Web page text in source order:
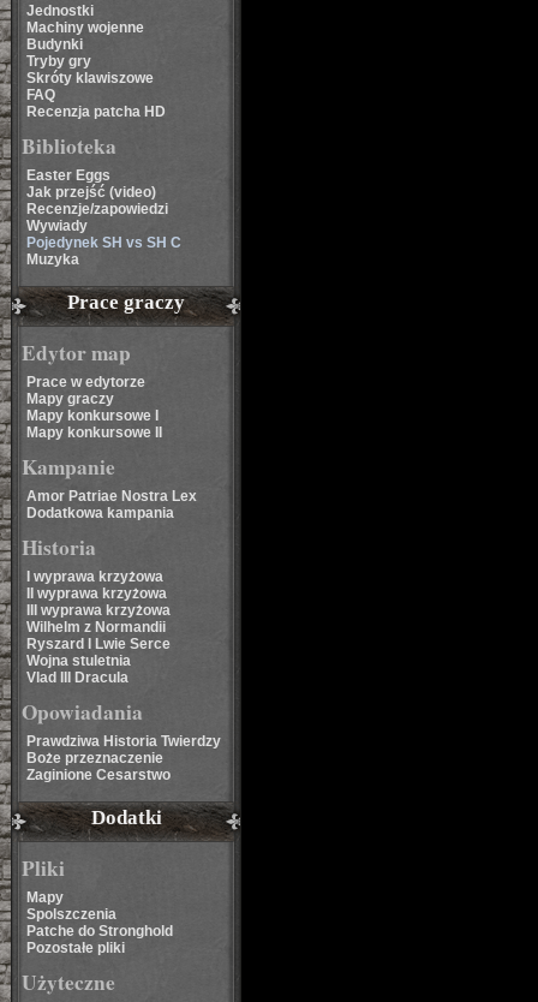
Jednostki
Machiny wojenne
Budynki
Tryby gry
Skróty klawiszowe
FAQ
Recenzja patcha HD
Biblioteka
Easter Eggs
Jak przejść (video)
Recenzje/zapowiedzi
Wywiady
Pojedynek SH vs SH C
Muzyka
Prace graczy
Edytor map
Prace w edytorze
Mapy graczy
Mapy konkursowe I
Mapy konkursowe II
Kampanie
Amor Patriae Nostra Lex
Dodatkowa kampania
Historia
I wyprawa krzyżowa
II wyprawa krzyżowa
III wyprawa krzyżowa
Wilhelm z Normandii
Ryszard I Lwie Serce
Wojna stuletnia
Vlad III Dracula
Opowiadania
Prawdziwa Historia Twierdzy
Boże przeznaczenie
Zaginione Cesarstwo
Dodatki
Pliki
Mapy
Spolszczenia
Patche do Stronghold
Pozostałe pliki
Użyteczne